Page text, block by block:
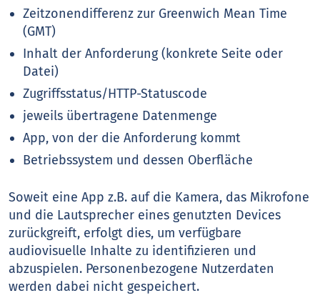
Zeitzonendifferenz zur Greenwich Mean Time
(GMT)
Inhalt der Anforderung (konkrete Seite oder
Datei)
Zugriffsstatus/HTTP-Statuscode
jeweils übertragene Datenmenge
App, von der die Anforderung kommt
Betriebssystem und dessen Oberfläche
Soweit eine App z.B. auf die Kamera, das Mikrofone
und die Lautsprecher eines genutzten Devices
zurückgreift, erfolgt dies, um verfügbare
audiovisuelle Inhalte zu identifizieren und
abzuspielen. Personenbezogene Nutzerdaten
werden dabei nicht gespeichert.